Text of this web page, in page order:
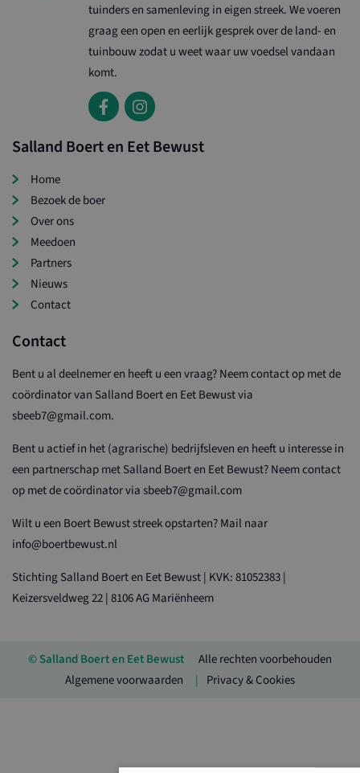
tuinders en samenleving in eigen streek. We voeren
graag een open en eerlijk gesprek over de land- en
tuinbouw zodat u weet waar uw voedsel vandaan
komt.
Salland Boert en Eet Bewust
Home
Bezoek de boer
Over ons
Meedoen
Partners
Nieuws
Contact
Contact
Bent u al deelnemer en heeft u een vraag? Neem contact op met de
coördinator van Salland Boert en Eet Bewust via
sbeeb7@gmail.com.
Bent u actief in het (agrarische) bedrijfsleven en heeft u interesse in
een partnerschap met Salland Boert en Eet Bewust? Neem contact
op met de coördinator via sbeeb7@gmail.com
Wilt u een Boert Bewust streek opstarten? Mail naar
info@boertbewust.nl
Stichting Salland Boert en Eet Bewust | KVK: 81052383 |
Keizersveldweg 22 | 8106 AG Mariënheem
© Salland Boert en Eet Bewust
Alle rechten voorbehouden
Algemene voorwaarden
Privacy & Cookies